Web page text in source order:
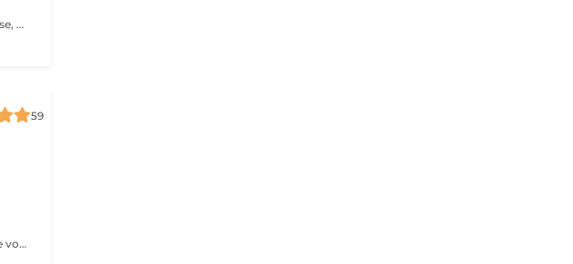
Soin nettoyant et désincrustant offrant une purification intense, aidant les peaux à tendance acnéique et séborrhéique à retrouver un équilibre Deep Purify nettoie les pores en profondeur pour prévenir et atténuer les imperfections. Ce soin est indispensable à une bonne pénétration des agents actifs lors de l'application de produits cosméceutiques. 1 Séance: 135€ forfait 5 séances : 610€
59
Cette première consultation sert à évaluer vos besoins afin de vous guider vers les soins sur mesure qui répondront au mieux. À cette occasion, toutes les informations nécessaires, telles que les contre-indications, les résultats attendus et autres détails importants, vous seront fournies pour assurer une prise en charge optimale et vous garantir un suivi personnalisé.